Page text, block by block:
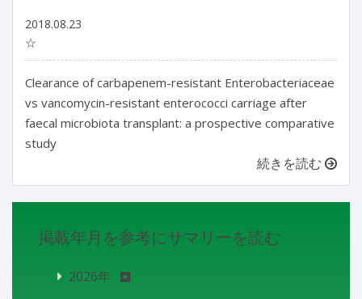
2018.08.23
☆
Clearance of carbapenem-resistant Enterobacteriaceae
vs vancomycin-resistant enterococci carriage after
faecal microbiota transplant: a prospective comparative
study
続きを読む
掲載年月を参考にサマリーを読む
2026年